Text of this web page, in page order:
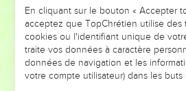
transperce.
Il arrache cette flèche qui sort de
foie l’arme pointue qui brille. La peur
aussitôt.
« Ce qui attend l’homme mauvais,
En cliquant sur le bouton « Accepter
acceptez que TopChrétien utilise des
cookies ou l'identifiant unique de
traite vos données à caractère
données de navigation et les
votre compte utilisateur) dans les buts